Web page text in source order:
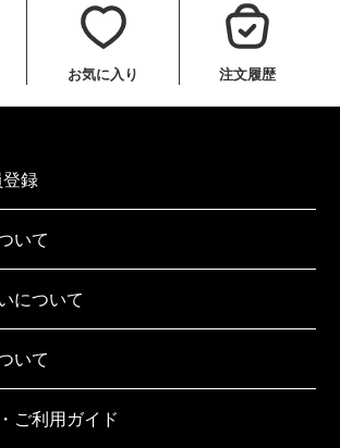
お気に入り 注文履歴
録
いて
について
いて
ご利用ガイド